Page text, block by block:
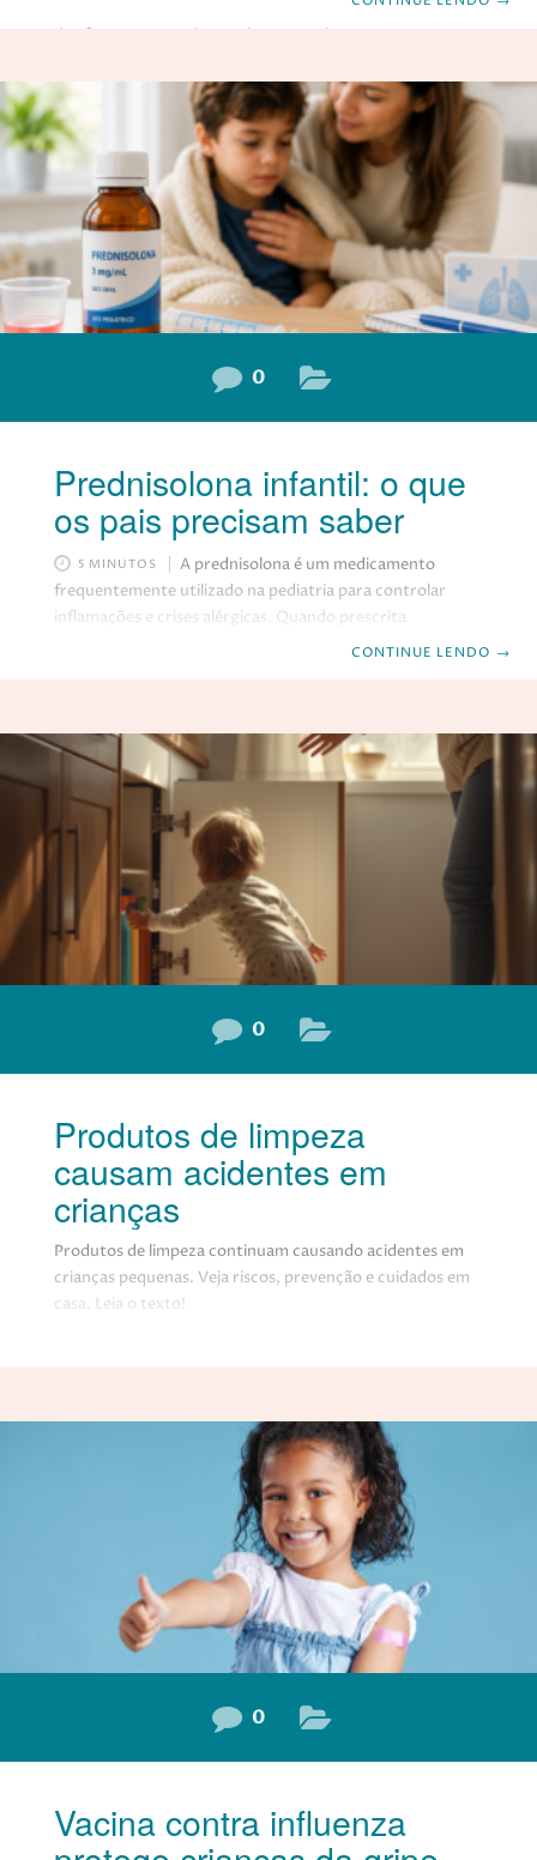
avaliação médica. Saber reconhecer esses sinais ajuda a
agir com segurança. Atenção: estamos falando de insetos
que não injetam veneno. Venenos de abelha, marimbondo
e formiga lava
0
Prednisolona infantil: o que
os pais precisam saber
5 MINUTOS
A prednisolona é um medicamento
frequentemente utilizado na pediatria para controlar
inflamações e crises alérgicas. Quando prescrita
corretamente e utilizada pelo tempo adequado, costuma
quando é preciso ter mais atenção? O que é a
prednisolona? A prednisolona pertence ao grupo dos
corticosteroides, medicamentos capazes de reduzir
inflamações e controlar respostas exageradas do sistema
imunológico. Por
CONTINUE LENDO →
0
Produtos de limpeza
causam acidentes em
crianças
Produtos de limpeza continuam causando acidentes em
crianças pequenas. Veja riscos, prevenção e cuidados em
casa. Leia o texto!
0
Vacina contra influenza